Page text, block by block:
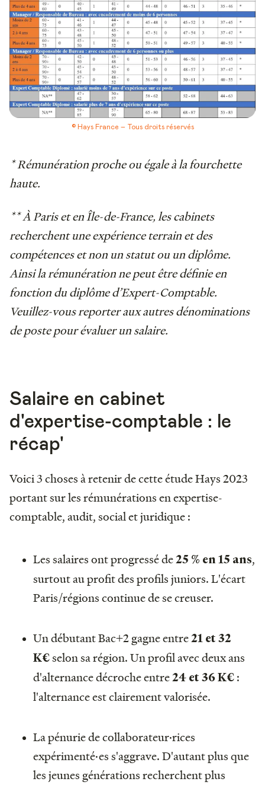
© Hays France – Tous droits réservés
* Rémunération proche ou égale à la fourchette
haute.
** À Paris et en Île-de-France, les cabinets
recherchent une expérience terrain et des
compétences et non un statut ou un diplôme.
Ainsi la rémunération ne peut être définie en
fonction du diplôme d’Expert-Comptable.
Veuillez-vous reporter aux autres dénominations
de poste pour évaluer un salaire.
Salaire en cabinet
d'expertise-comptable : le
récap'
Voici 3 choses à retenir de cette étude Hays 2023
portant sur les rémunérations en expertise-
comptable, audit, social et juridique :
Les salaires ont progressé de 25 % en 15 ans,
surtout au profit des profils juniors. L'écart
Paris/régions continue de se creuser.
Un débutant Bac+2 gagne entre 21 et 32
K€selon sa région. Un profil avec deux ans
d'alternance décroche entre 24 et 36 K€ :
l'alternance est clairement valorisée.
La pénurie de collaborateur·rices
expérimenté·es s'aggrave. D'autant plus que
les jeunes générations recherchent plus